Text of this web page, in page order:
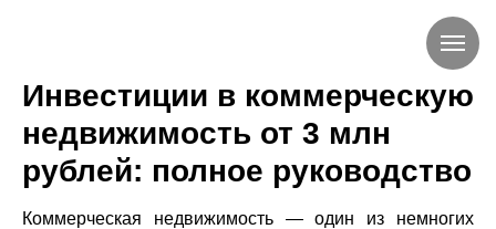
Инвестиции в коммерческую
недвижимость от 3 млн
рублей: полное руководство
Коммерческая недвижимость — один из немногих